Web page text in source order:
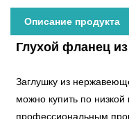
Описание продукта
Глухой фланец
Заглушку из
можно купить по
профессиональным